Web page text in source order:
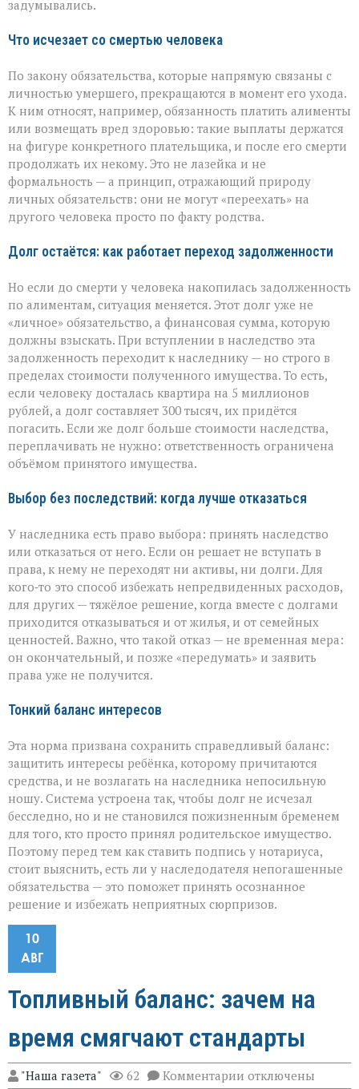
задумывались.
Что исчезает со смертью человека
По закону обязательства, которые напрямую связаны с
личностью умершего, прекращаются в момент его ухода.
К ним относят, например, обязанность платить алименты
или возмещать вред здоровью: такие выплаты держатся
на фигуре конкретного плательщика, и после его смерти
продолжать их некому. Это не лазейка и не
формальность — а принцип, отражающий природу
личных обязательств: они не могут «переехать» на
другого человека просто по факту родства.
Долг остаётся: как работает переход задолженности
Но если до смерти у человека накопилась задолженность
по алиментам, ситуация меняется. Этот долг уже не
«личное» обязательство, а финансовая сумма, которую
должны взыскать. При вступлении в наследство эта
задолженность переходит к наследнику — но строго в
пределах стоимости полученного имущества. То есть,
если человеку досталась квартира на 5 миллионов
рублей, а долг составляет 300 тысяч, их придётся
погасить. Если же долг больше стоимости наследства,
переплачивать не нужно: ответственность ограничена
объёмом принятого имущества.
Выбор без последствий: когда лучше отказаться
У наследника есть право выбора: принять наследство
или отказаться от него. Если он решает не вступать в
права, к нему не переходят ни активы, ни долги. Для
кого‑то это способ избежать непредвиденных расходов,
для других — тяжёлое решение, когда вместе с долгами
приходится отказываться и от жилья, и от семейных
ценностей. Важно, что такой отказ — не временная мера:
он окончательный, и позже «передумать» и заявить
права уже не получится.
Тонкий баланс интересов
Эта норма призвана сохранить справедливый баланс:
защитить интересы ребёнка, которому причитаются
средства, и не возлагать на наследника непосильную
ношу. Система устроена так, чтобы долг не исчезал
бесследно, но и не становился пожизненным бременем
для того, кто просто принял родительское имущество.
Поэтому перед тем как ставить подпись у нотариуса,
стоит выяснить, есть ли у наследодателя непогашенные
обязательства — это поможет принять осознанное
решение и избежать неприятных сюрпризов.
10
АВГ
Топливный баланс: зачем на
время смягчают стандарты
"Наша газета" 62 Комментарии котключены